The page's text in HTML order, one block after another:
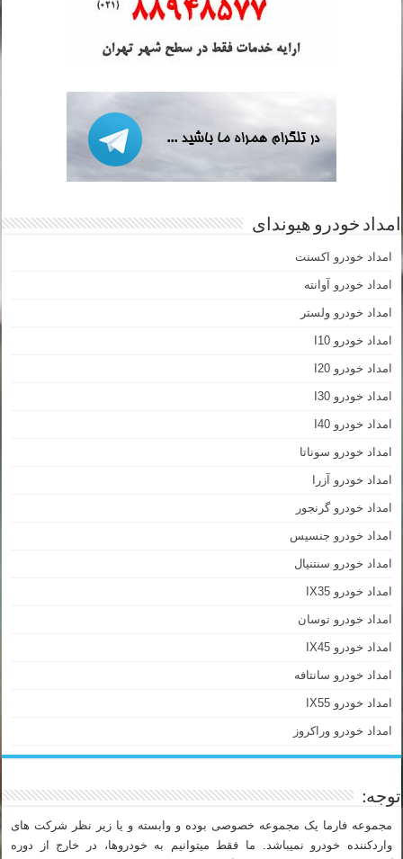
امداد خودرو هیوندای
امداد خودرو اکسنت
امداد خودرو آوانته
امداد خودرو ولستر
امداد خودرو I10
امداد خودرو I20
امداد خودرو I30
امداد خودرو I40
امداد خودرو سوناتا
امداد خودرو آزرا
امداد خودرو گرنجور
امداد خودرو جنسیس
امداد خودرو سنتنیال
امداد خودرو IX35
امداد خودرو توسان
امداد خودرو IX45
امداد خودرو سانتافه
امداد خودرو IX55
امداد خودرو وراکروز
توجه:
مجموعه فارما یک مجموعه خصوصی بوده و وابسته و یا زیر نظر شرکت های
واردکننده خودرو نمیباشد. ما فقط میتوانیم به خودروها، در خارج از دوره